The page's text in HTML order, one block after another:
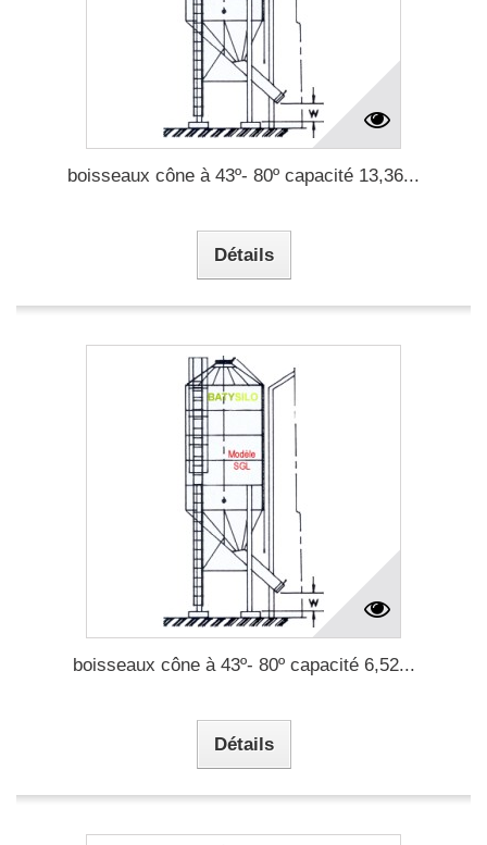
boisseaux cône à 43º- 80º capacité 13,36...
Détails
boisseaux cône à 43º- 80º capacité 6,52...
Détails